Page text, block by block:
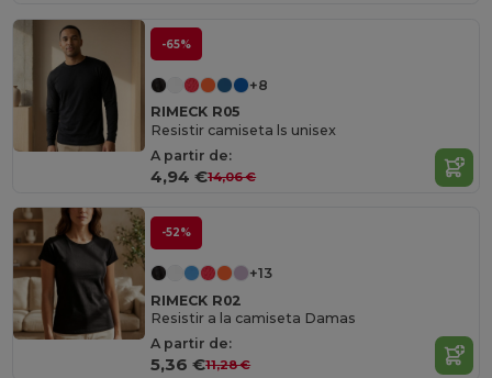
-65%
+8
RIMECK R05
Resistir camiseta ls unisex
A partir de:
4,94 €14,06 €
-52%
+13
RIMECK R02
Resistir a la camiseta Damas
A partir de:
5,36 €11,28 €